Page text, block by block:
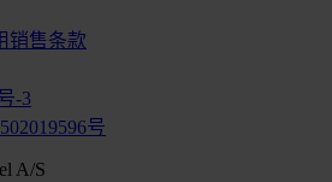
销售条款
-3
号
A/S